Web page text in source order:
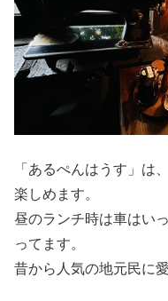
「あるぺんはうす」は
楽しめます。
昼のランチ時は車はい
ってます。
昔から人気の地元民に